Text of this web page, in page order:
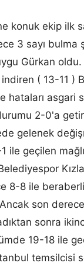
konuk ekip ilk
3 sayı bulma
Gürkan
indiren ( 13-11 )
hataları asgari
2-0'a
gelenek
ile geçilen
8-8 ile
son
sonra
19-18 ile
temsilcisi